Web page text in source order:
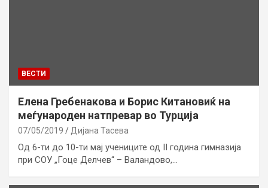
ВЕСТИ
Елена Гребенакова и Борис Китановиќ на
меѓународен натпревар во Турција
07/05/2019 Дијана Тасева
Од 6-ти до 10-ти мај учениците од II година гимназија
при СОУ „Гоце Делчев“ – Валандово,…